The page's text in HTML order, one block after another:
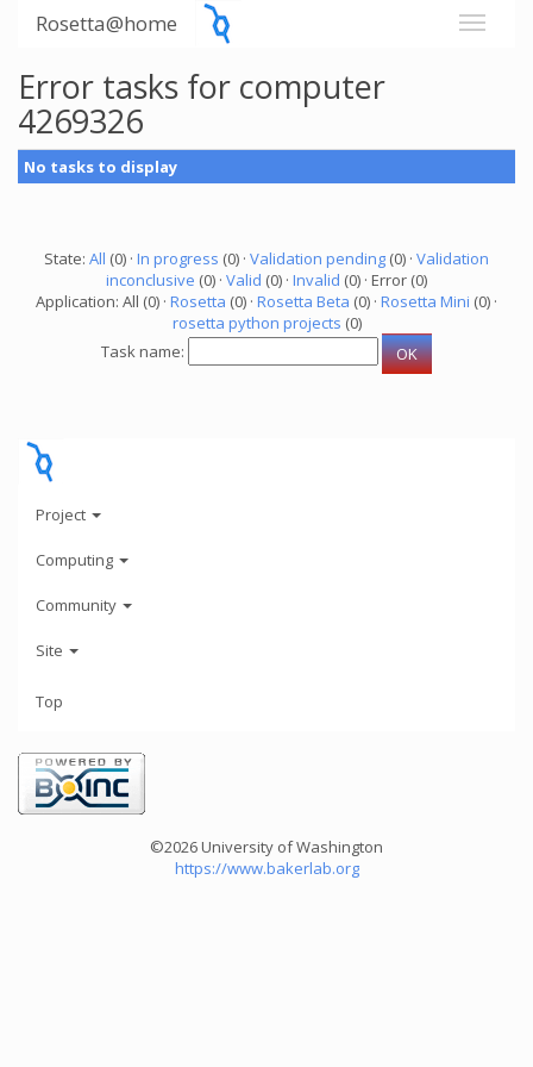
Rosetta@home
Error tasks for computer
4269326
No tasks to display
State: All (0) · In progress (0) · Validation pending (0) · Validation
inconclusive (0) · Valid (0) · Invalid (0) · Error (0)
Application: All (0) · Rosetta (0) · Rosetta Beta (0) · Rosetta Mini (0) ·
rosetta python projects (0)
Task name:
Project
Computing
Community
Site
Top
©2026 University of Washington
https://www.bakerlab.org